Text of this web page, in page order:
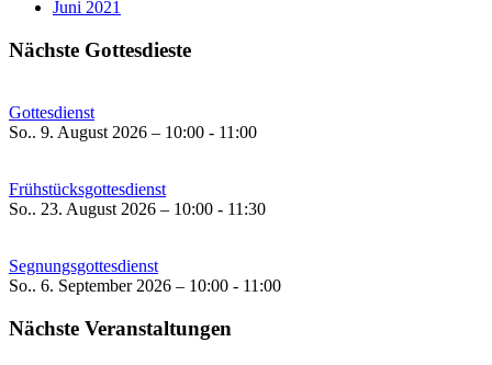
Juni 2021
Nächste Gottesdieste
Gottesdienst
So.. 9. August 2026 – 10:00 - 11:00
Frühstücksgottesdienst
So.. 23. August 2026 – 10:00 - 11:30
Segnungsgottesdienst
So.. 6. September 2026 – 10:00 - 11:00
Nächste Veranstaltungen